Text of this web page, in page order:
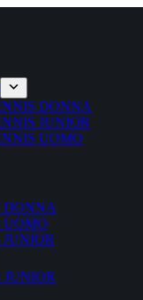
DONNA
JUNIOR
UOMO
DONNA